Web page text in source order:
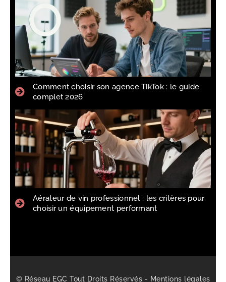
Comment choisir son agence TikTok : le guide
complet 2026
Aérateur de vin professionnel : les critères pour
choisir un équipement performant
© Réseau EGC Tout Droits Réservés - Mentions légales